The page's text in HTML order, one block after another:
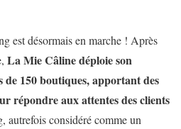
est désormais en marche ! Après
La Mie Câline déploie son
de 150 boutiques, apportant des
répondre aux attentes des clients
autrefois considéré comme un